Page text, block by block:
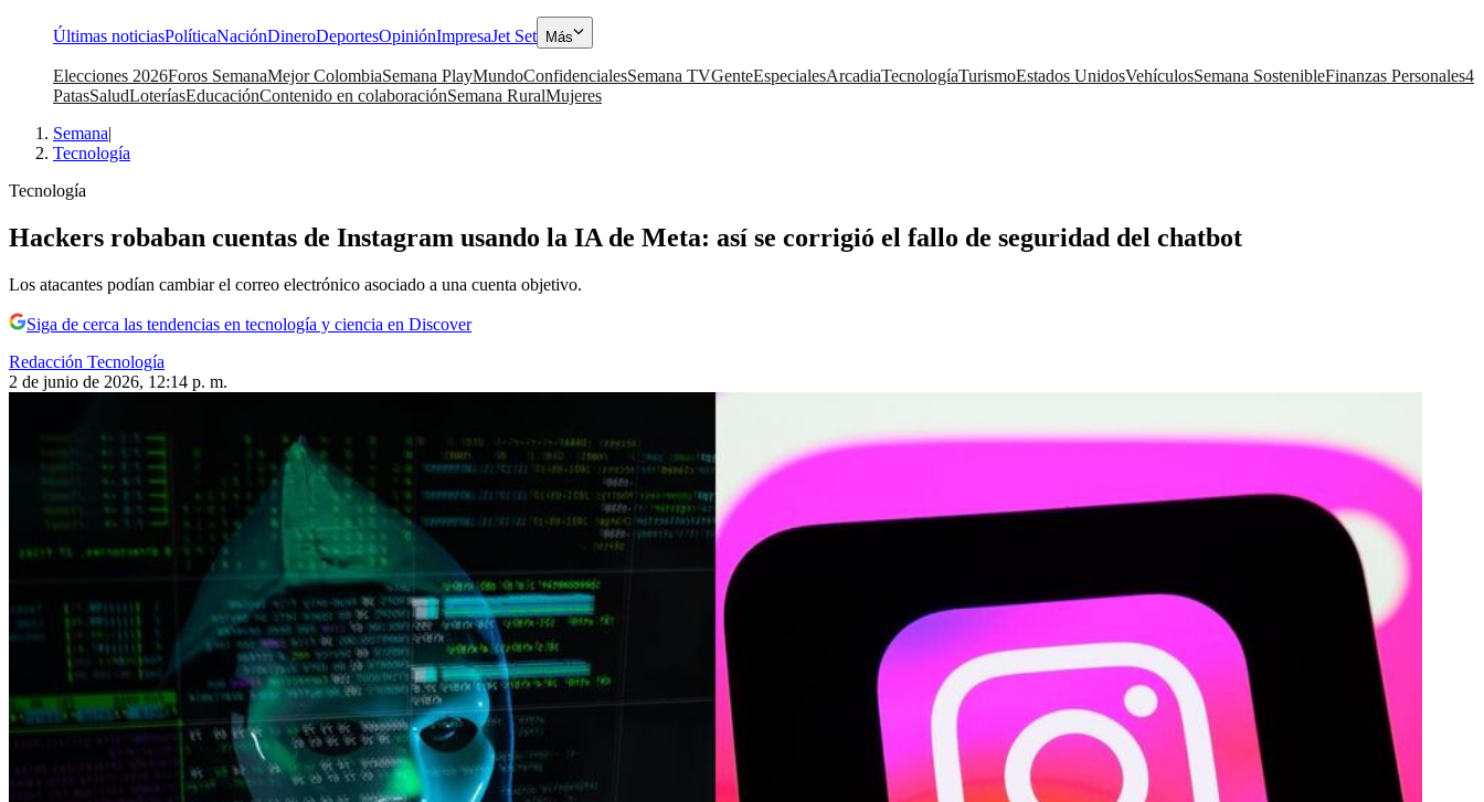
Últimas noticiasPolíticaNaciónDineroDeportesOpiniónImpresaJet Set Más
Elecciones 2026Foros SemanaMejor ColombiaSemana PlayMundoConfidencialesSemana TVGenteEspecialesArcadiaTecnologíaTurismoEstados UnidosVehículosSemana SostenibleFinanzas Personales4
PatasSaludLoteríasEducaciónContenido en colaboraciónSemana RuralMujeres
Semana|
Tecnología
Tecnología
Hackers robaban cuentas de Instagram usando la IA de Meta: así se corrigió el fallo de seguridad del chatbot
Los atacantes podían cambiar el correo electrónico asociado a una cuenta objetivo.
Siga de cerca las tendencias en tecnología y ciencia en Discover
Redacción Tecnología
2 de junio de 2026, 12:14 p. m.